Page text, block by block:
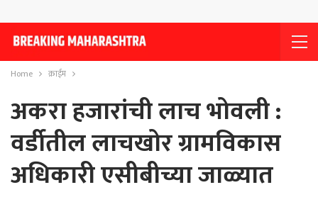
Home क्राईम
अकरा हजारांची लाच भोवली :
वर्डीतील लाचखोर ग्रामविकास
अधिकारी एसीबीच्या जाळ्यात